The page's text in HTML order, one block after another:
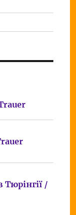
Тюрінгії /